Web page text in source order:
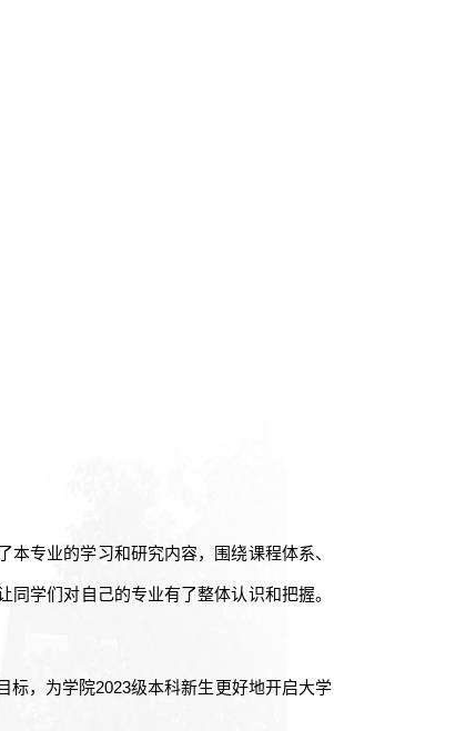
专业的学习和研究内容，围绕课程体系、
学们对自己的专业有了整体认识和把握。
标，为学院2023级本科新生更好地开启大学